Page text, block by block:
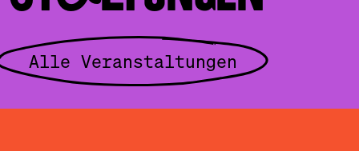
Alle Veranstaltungen